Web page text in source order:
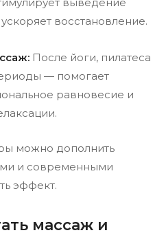
восстановление.
После йоги, пилатеса
— помогает
равновесие и
можно дополнить
и современными
эффект.
массаж и